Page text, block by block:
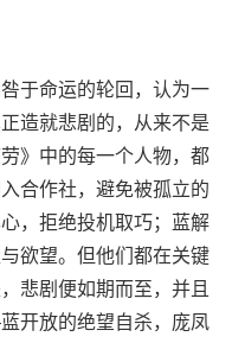
于命运的轮回，认为一
造就悲剧的，从来不是
》中的每一个人物，都
合作社，避免被孤立的
，拒绝投机取巧；蓝解
欲望。但他们都在关键
悲剧便如期而至，并且
开放的绝望自杀，庞凤